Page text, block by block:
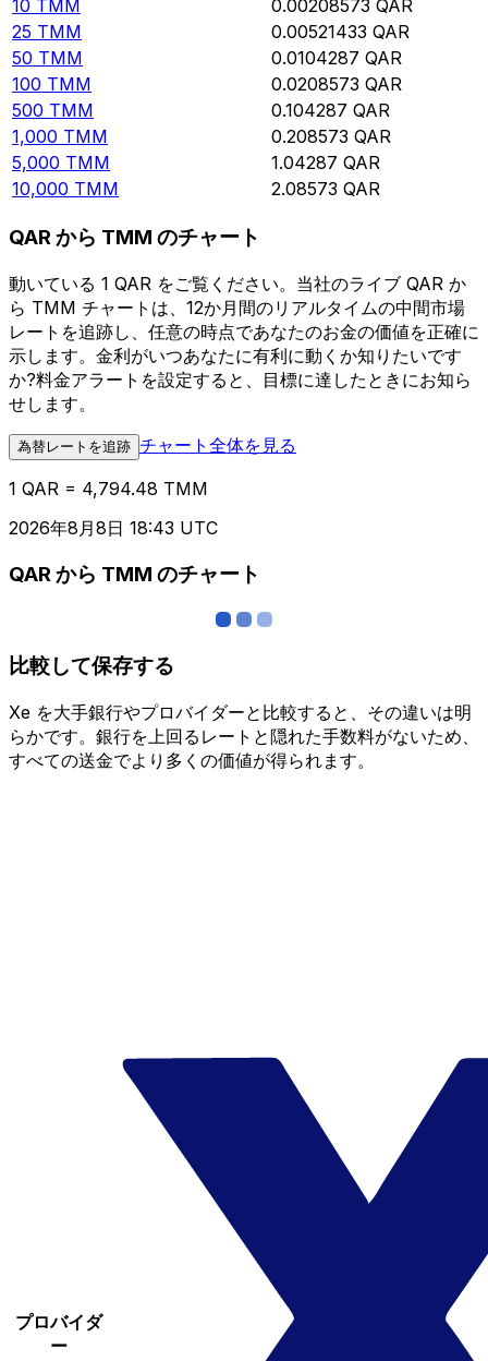
10 TMM 0.00208573 QAR
25 TMM 0.00521433 QAR
50 TMM 0.0104287 QAR
100 TMM 0.0208573 QAR
500 TMM 0.104287 QAR
1,000 TMM 0.208573 QAR
5,000 TMM 1.04287 QAR
10,000 TMM 2.08573 QAR
QAR から TMM のチャート
動いている 1 QAR をご覧ください。当社のライブ QAR か
ら TMM チャートは、12か月間のリアルタイムの中間市場
レートを追跡し、任意の時点であなたのお金の価値を正確に
示します。金利がいつあなたに有利に動くか知りたいです
か?料金アラートを設定すると、目標に達したときにお知ら
せします。
為替レートを追跡 チャート全体を見る
1 QAR = 4,794.48 TMM
2026年8月8日 18:43 UTC
QAR から TMM のチャート
比較して保存する
Xe を大手銀行やプロバイダーと比較すると、その違いは明
らかです。銀行を上回るレートと隠れた手数料がないため、
すべての送金でより多くの価値が得られます。
プロバイダ
ー